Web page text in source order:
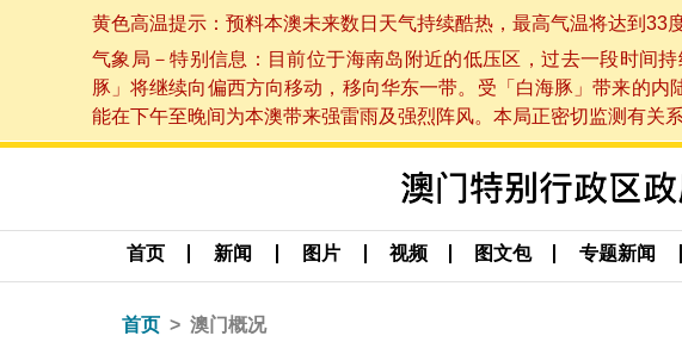
黄色高温提示：预料本澳未来数日天气持续酷热，最高气温将达到
气象局－特别信息：目前位于海南岛附近的低压区，过去一段时间
豚」将继续向偏西方向移动，移向华东一带。受「白海豚」带来的
能在下午至晚间为本澳带来强雷雨及强烈阵风。本局正密切监测有
首页 新闻 图片 视频 图文包 专题新闻
首页 澳门概况